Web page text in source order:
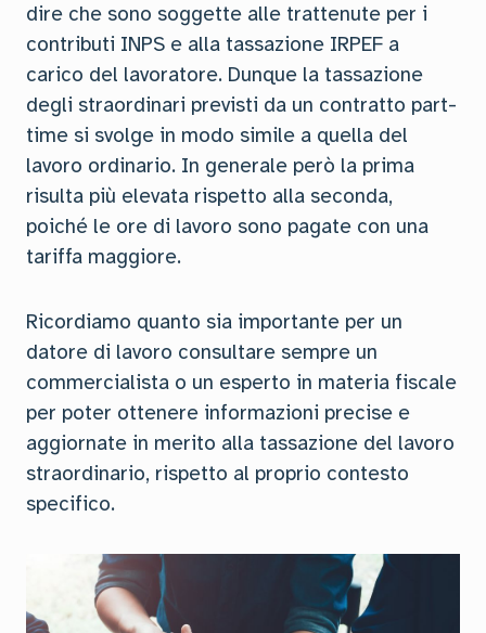
dire che sono soggette alle trattenute per i
contributi INPS e alla tassazione IRPEF a
carico del lavoratore. Dunque la tassazione
degli straordinari previsti da un contratto part-
time si svolge in modo simile a quella del
lavoro ordinario. In generale però la prima
risulta più elevata rispetto alla seconda,
poiché le ore di lavoro sono pagate con una
tariffa maggiore.
Ricordiamo quanto sia importante per un
datore di lavoro consultare sempre un
commercialista o un esperto in materia fiscale
per poter ottenere informazioni precise e
aggiornate in merito alla tassazione del lavoro
straordinario, rispetto al proprio contesto
specifico.